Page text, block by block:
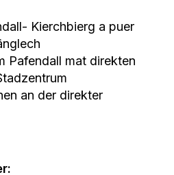
Kierchbierg a puer
Pafendall mat direkten
an der direkter